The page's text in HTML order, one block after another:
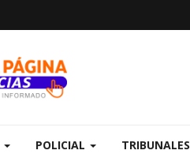
POLICIAL TRIBUNALES